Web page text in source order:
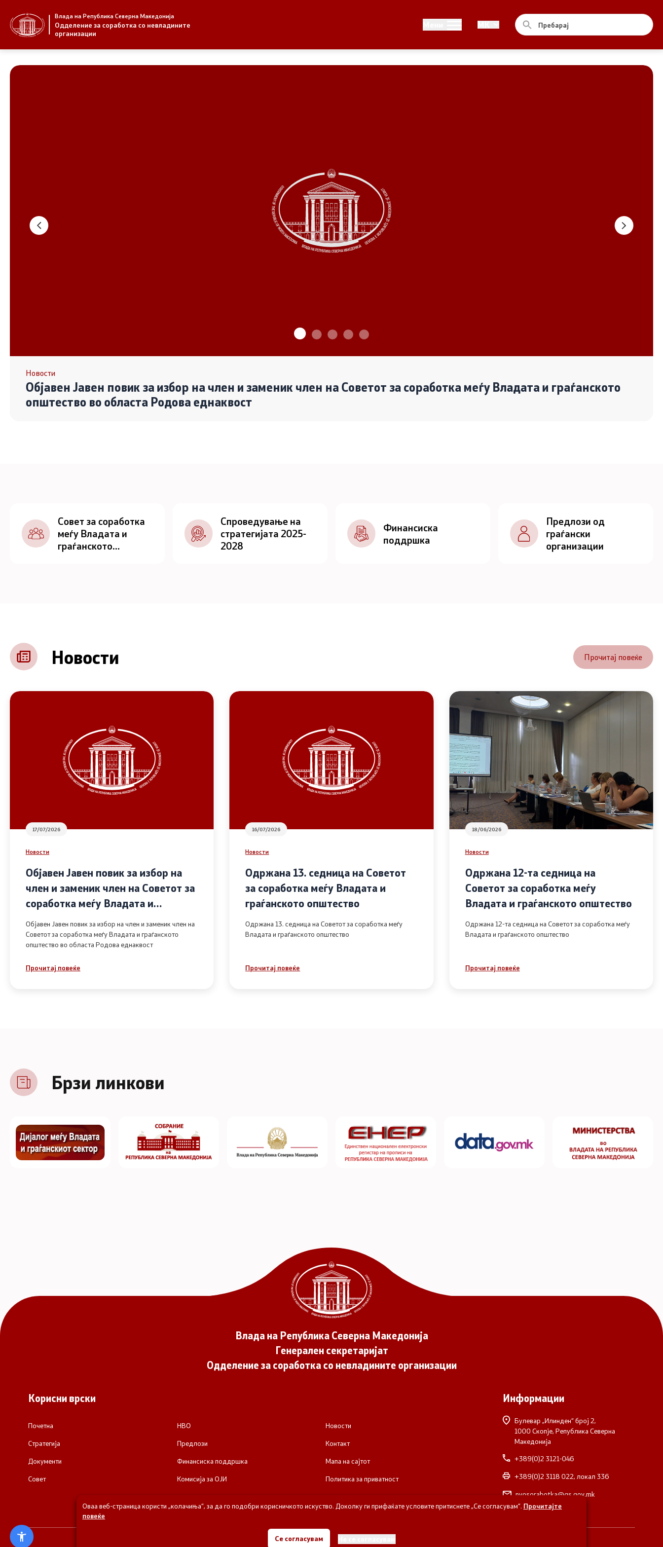
Влада на Република Северна Македонија
Одделение за соработка со невладините
организации
За нас Совет
Регистар
Дијалог меѓу Владата и граѓанскиот
Финансиска поддршка
Прегледи
Програми
Линкови
Изјава за пристапност
Новости
Објавен Јавен повик за избор на член и заменик член на Советот за соработка меѓу Владата и граѓанското
општество во областа Родова еднаквост
Совет за соработка
меѓу Владата и
граѓанското
Спроведување на
стратегијата 2025-
2028
Финансиска
поддршка
Предлози од
граѓански
организации
Новости Прочитај повеќе
17/07/2026
Новости
Објавен Јавен повик за избор на
член и заменик член на Советот за
соработка меѓу Владата и
граѓанското општество во областа
Родова еднаквост
Објавен Јавен повик за избор на член и заменик член на
Советот за соработка меѓу Владата и граѓанското
општество во областа Родова еднаквост
Прочитај повеќе
16/07/2026
Новости
Одржана 13. седница на Советот
за соработка меѓу Владата и
граѓанското општество
Одржана 13. седница на Советот за соработка меѓу
Владата и граѓанското општество
Прочитај повеќе
18/06/2026
Новости
Одржана 12-та седница на
Советот за соработка меѓу
Владата и граѓанското општество
Одржана 12-та седница на Советот за соработка меѓу
Владата и граѓанското општество
Прочитај повеќе
Брзи линкови
Влада на Република Северна Македонија
Генерален секретаријат
Одделение за соработка со невладините организации
Корисни врски
Почетна
Стратегија
Документи
Совет
НВО
Предлози
Финансиска поддршка
Комисија за ОЈИ
Новости
Контакт
Мапа на сајтот
Политика за приватност
Информации
Булевар „Илинден“ број 2,
1000 Скопје, Република Северна
Македонија
+389(0)2 3121-046
+389(0)2 3118 022, локал 336
nvosorabotka@gs.gov.mk
© 2026 Одделение за соработка со невладините организации - Влада на Република Северна Македонија
Оваа веб-страница користи „колачиња“, за да го подобри корисничкото искуство. Доколку ги прифаќате условите притиснете „Се согласувам“. Прочитајте
повеќе
Се согласувам